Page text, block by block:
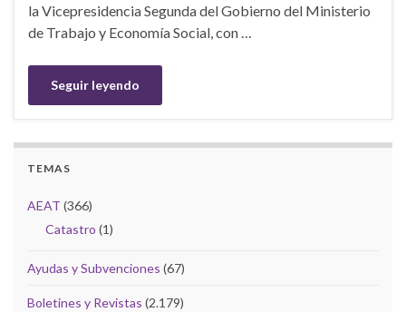
la Vicepresidencia Segunda del Gobierno del Ministerio
de Trabajo y Economía Social, con …
Seguir leyendo
TEMAS
AEAT (366)
Catastro (1)
Ayudas y Subvenciones (67)
Boletines y Revistas (2.179)